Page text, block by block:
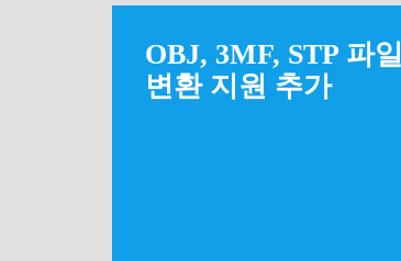
OBJ, 3MF, STP 파일
변환 지원 추가